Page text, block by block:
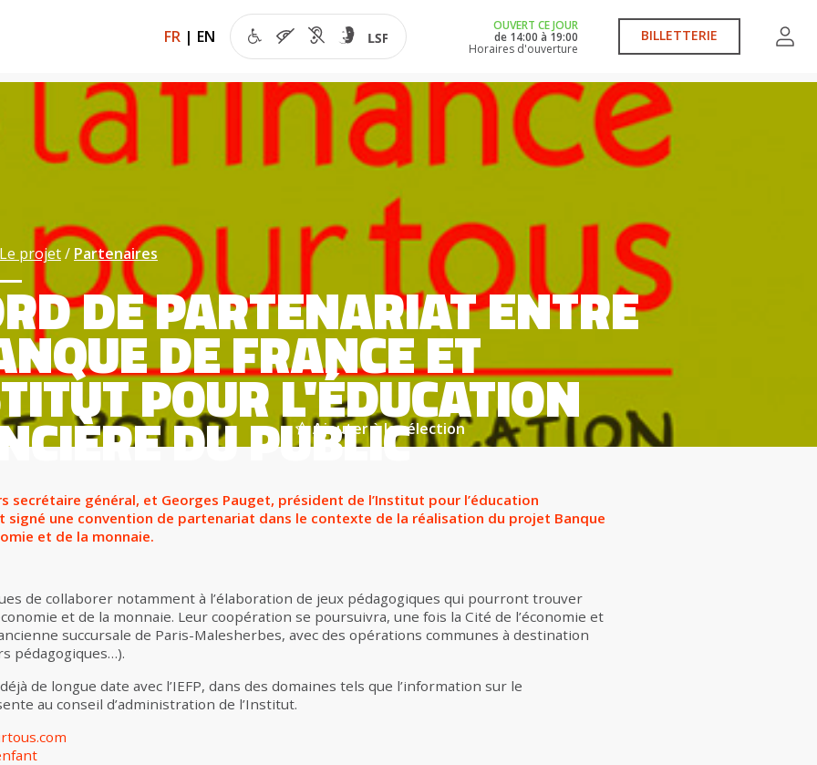
FR | EN
OUVERT CE JOUR
de 14:00 à 19:00
Horaires d'ouverture
BILLETTERIE
Le projet Partenaires
DE PARTENARIAT ENTRE
DE FRANCE ET
POUR L'ÉDUCATION
DU PUBLIC
Ajouter à la sélection
secrétaire général, et Georges Pauget, président de l’Institut pour l’éducation
signé une convention de partenariat dans le contexte de la réalisation du projet Banque
et de la monnaie.
de collaborer notamment à l’élaboration de jeux pédagogiques qui pourront trouver
et de la monnaie. Leur coopération se poursuivra, une fois la Cité de l’économie et
succursale de Paris-Malesherbes, avec des opérations communes à destination
pédagogiques…).
de longue date avec l’IEFP, dans des domaines tels que l’information sur le
au conseil d’administration de l’Institut.